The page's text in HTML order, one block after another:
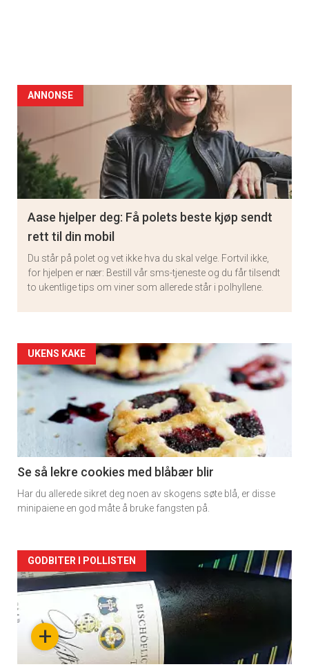
ANNONSE
Aase hjelper deg: Få polets beste kjøp sendt
rett til din mobil
Du står på polet og vet ikke hva du skal velge. Fortvil ikke,
for hjelpen er nær: Bestill vår sms-tjeneste og du får tilsendt
to ukentlige tips om viner som allerede står i polhyllene.
Artikler
detail
-
section
11
UKENS KAKE
Se så lekre cookies med blåbær blir
Har du allerede sikret deg noen av skogens søte blå, er disse
minipaiene en god måte å bruke fangsten på.
Artikler
detail
-
section
+
GODBITER I POLLISTEN